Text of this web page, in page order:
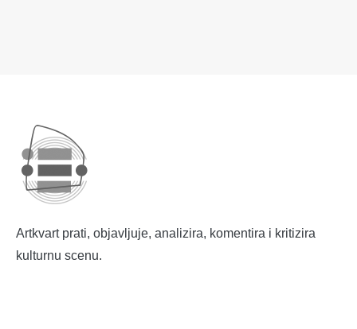
Artkvart prati, objavljuje, analizira, komentira i kritizira
kulturnu scenu.